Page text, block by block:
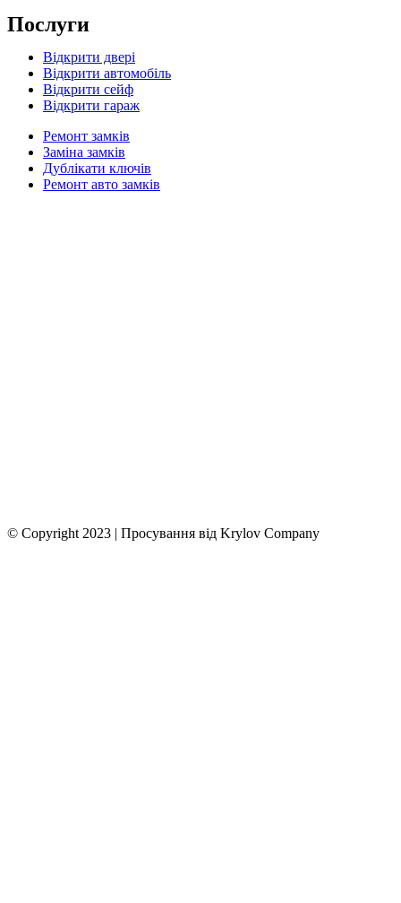
Послуги
Відкрити двері
Відкрити автомобіль
Відкрити сейф
Відкрити гараж
Ремонт замків
Заміна замків
Дублікати ключів
Ремонт авто замків
© Copyright 2023 | Просування від Krylov Company